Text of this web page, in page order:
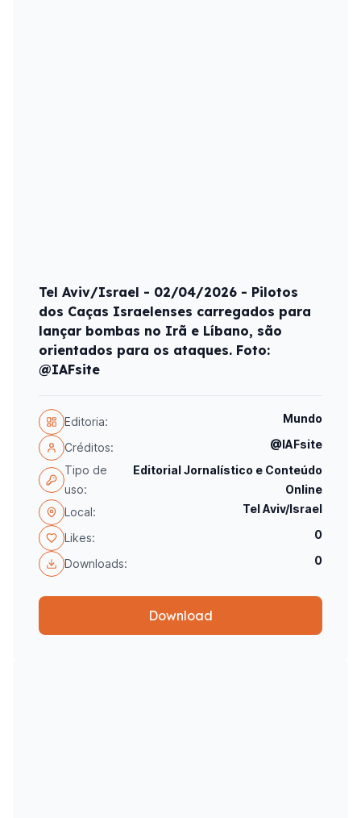
Tel Aviv/Israel - 02/04/2026 - Pilotos
dos Caças Israelenses carregados para
lançar bombas no Irã e Líbano, são
orientados para os ataques. Foto:
@IAFsite
Editoria: Mundo
Créditos:
@IAFsite
Tipo de
uso:
Editorial Jornalístico e Conteúdo
Online
Local:
Tel Aviv/Israel
Likes: 0
Downloads: 0
Download